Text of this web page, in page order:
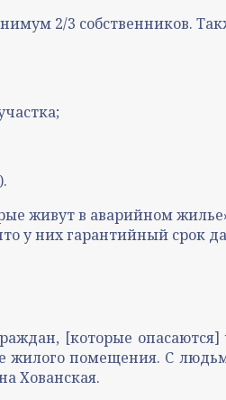
2/3 собственников.
живут в аварийном
у них гарантийный срок
[которые
жилого помещения. С
Хованская.